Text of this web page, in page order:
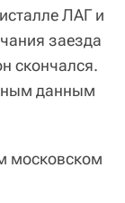
ЛАГ и
заезда
скончался.
данным
московском